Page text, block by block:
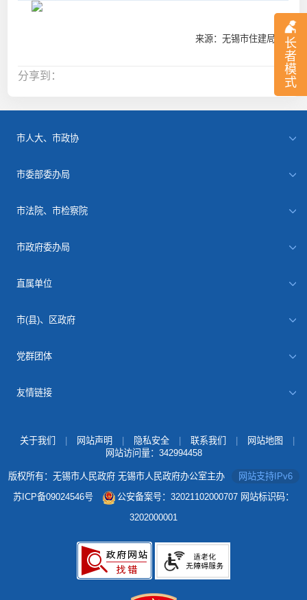
长
者
模
式
来源：无锡市住建局
分享到：
市人大、市政协
市委部委办局
市法院、市检察院
市政府委办局
直属单位
市(县)、区政府
党群团体
友情链接
关于我们 网站声明 隐私安全 联系我们 网站地图
网站访问量： 342994458
版权所有：无锡市人民政府 无锡市人民政府办公室主办
网站支持IPv6
苏ICP备09024546号
公安备案号：32021102000707 网站标识码：
3202000001